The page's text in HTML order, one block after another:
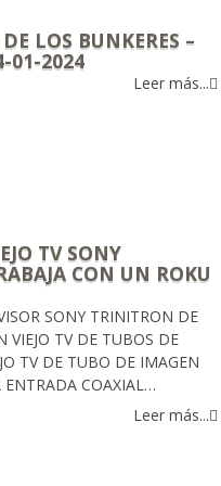
LOS BUNKERES –
01-2024
Leer más...
TV SONY
CON UN ROKU
SONY TRINITRON DE
VIEJO TV DE TUBOS DE
TV DE TUBO DE IMAGEN
ENTRADA COAXIAL…
Leer más...